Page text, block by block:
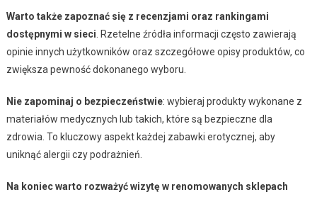
Warto także zapoznać się z recenzjami oraz rankingami
dostępnymi w sieci . Rzetelne źródła informacji często zawierają
opinie innych użytkowników oraz szczegółowe opisy produktów, co
zwiększa pewność dokonanego wyboru.
Nie zapominaj o bezpieczeństwie: wybieraj produkty wykonane z
materiałów medycznych lub takich, które są bezpieczne dla
zdrowia. To kluczowy aspekt każdej zabawki erotycznej, aby
uniknąć alergii czy podrażnień.
Na koniec warto rozważyć wizytę w renomowanych sklepach